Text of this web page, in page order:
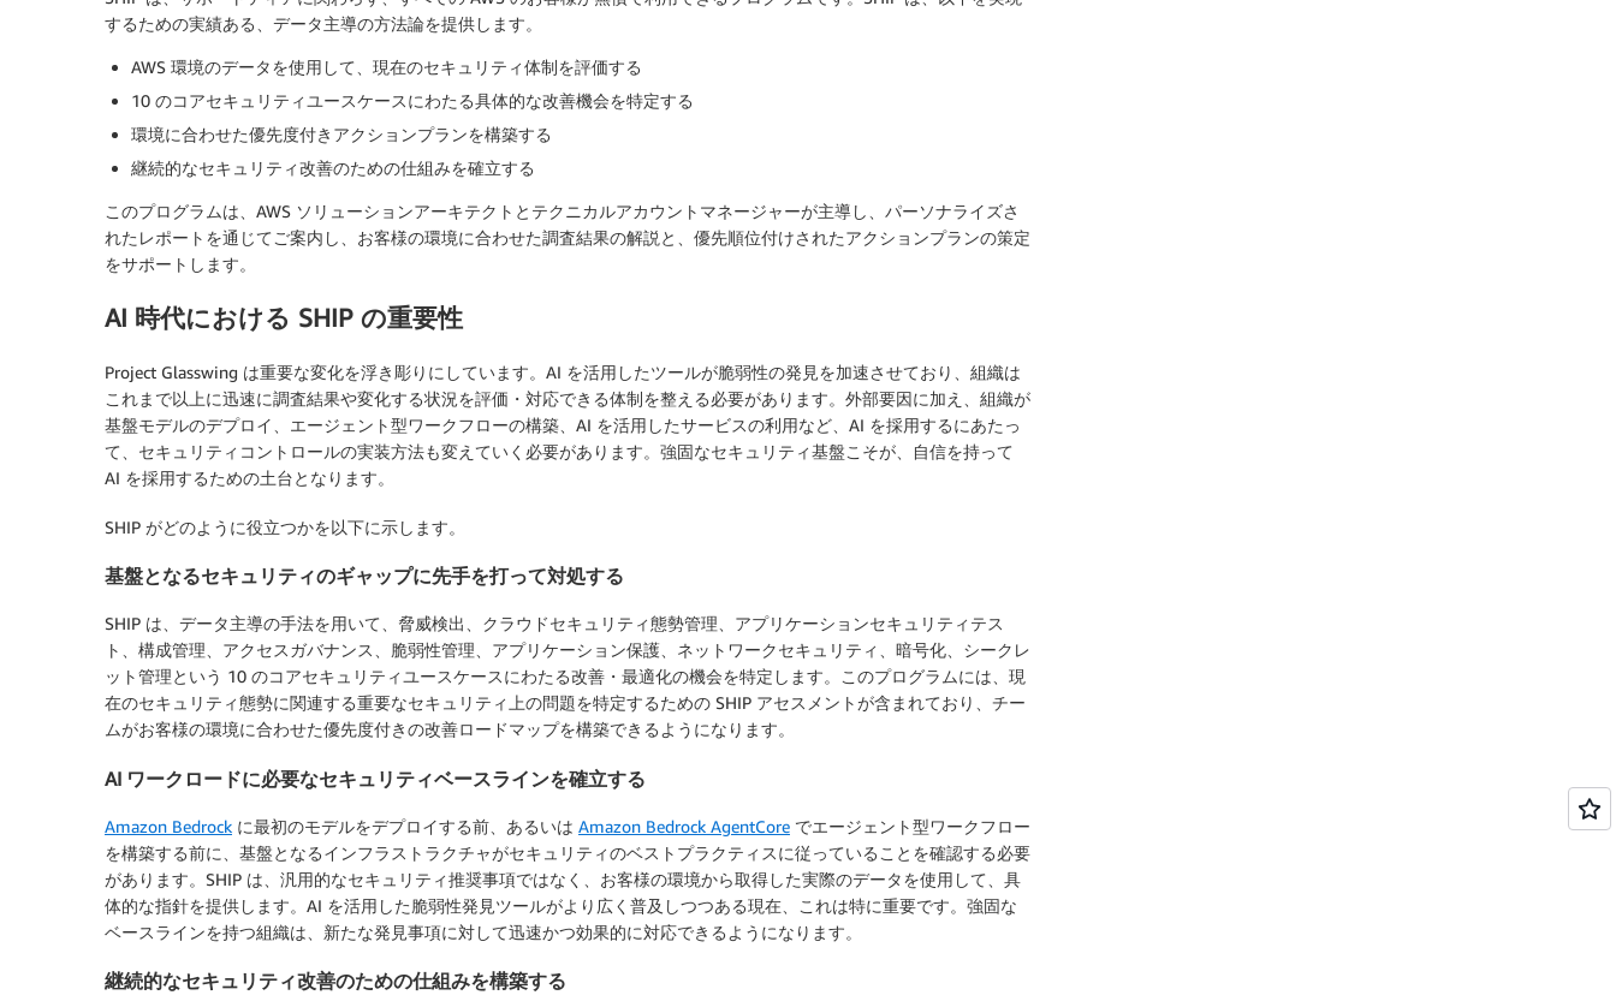
するための実績ある、データ主導の方法論を提供します。
AWS 環境のデータを使用して、現在のセキュリティ体制を評価する
10 のコアセキュリティユースケースにわたる具体的な改善機会を特定する
環境に合わせた優先度付きアクションプランを構築する
継続的なセキュリティ改善のための仕組みを確立する
このプログラムは、AWS ソリューションアーキテクトとテクニカルアカウントマネージャーが主導し、パーソナライズさ
れたレポートを通じてご案内し、お客様の環境に合わせた調査結果の解説と、優先順位付けされたアクションプランの策定
をサポートします。
AI 時代における SHIP の重要性
Project Glasswing は重要な変化を浮き彫りにしています。AI を活用したツールが脆弱性の発見を加速させており、組織は
これまで以上に迅速に調査結果や変化する状況を評価・対応できる体制を整える必要があります。外部要因に加え、組織が
基盤モデルのデプロイ、エージェント型ワークフローの構築、AI を活用したサービスの利用など、AI を採用するにあたっ
て、セキュリティコントロールの実装方法も変えていく必要があります。強固なセキュリティ基盤こそが、自信を持って
AI を採用するための土台となります。
SHIP がどのように役立つかを以下に示します。
基盤となるセキュリティのギャップに先手を打って対処する
SHIP は、データ主導の手法を用いて、脅威検出、クラウドセキュリティ態勢管理、アプリケーションセキュリティテス
ト、構成管理、アクセスガバナンス、脆弱性管理、アプリケーション保護、ネットワークセキュリティ、暗号化、シークレ
ット管理という 10 のコアセキュリティユースケースにわたる改善・最適化の機会を特定します。このプログラムには、現
在のセキュリティ態勢に関連する重要なセキュリティ上の問題を特定するための SHIP アセスメントが含まれており、チー
ムがお客様の環境に合わせた優先度付きの改善ロードマップを構築できるようになります。
AI ワークロードに必要なセキュリティベースラインを確立する
Amazon Bedrock に最初のモデルをデプロイする前、あるいは Amazon Bedrock AgentCore でエージェント型ワークフロー
を構築する前に、基盤となるインフラストラクチャがセキュリティのベストプラクティスに従っていることを確認する必要
があります。SHIP は、汎用的なセキュリティ推奨事項ではなく、お客様の環境から取得した実際のデータを使用して、具
体的な指針を提供します。AI を活用した脆弱性発見ツールがより広く普及しつつある現在、これは特に重要です。強固な
ベースラインを持つ組織は、新たな発見事項に対して迅速かつ効果的に対応できるようになります。
継続的なセキュリティ改善のための仕組みを構築する